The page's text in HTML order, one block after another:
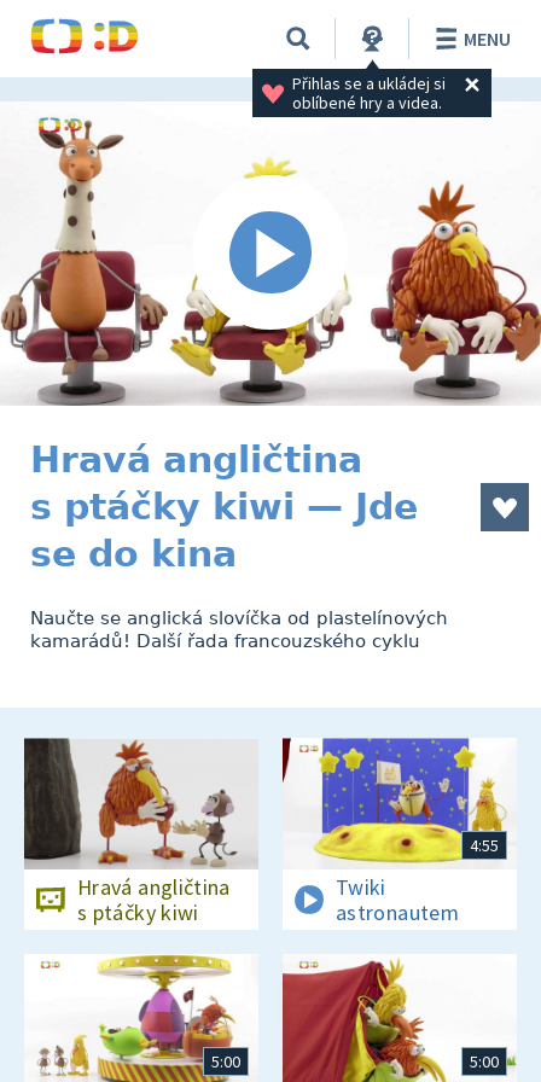
Přihlas se a ukládej si
oblíbené hry a videa.
MENU
Hravá angličtina
s ptáčky kiwi — Jde
se do kina
Naučte se anglická slovíčka od plastelínových
kamarádů! Další řada francouzského cyklu
Hravá angličtina
s ptáčky kiwi
4:55
Twiki
astronautem
5:00 5:00